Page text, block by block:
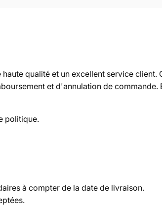
qualité et un excellent service
et d'annulation de
politique.
à compter de la date de livraison.
.